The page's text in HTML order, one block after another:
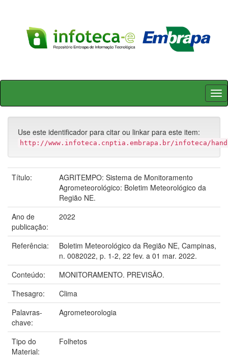
Skip
Use este identificador para citar ou linkar para este item:
http://www.infoteca.cnptia.embrapa.br/infoteca/
Título:
AGRITEMPO: Sistema de Monitoramento
Agrometeorológico: Boletim Meteorológico da
Região NE.
Ano de
publicação:
2022
Referência:
Boletim Meteorológico da Região NE, Campinas,
n. 0082022, p. 1-2, 22 fev. a 01 mar. 2022.
Conteúdo:
MONITORAMENTO. PREVISÃO.
Thesagro:
Clima
Palavras-
chave:
Agrometeorologia
Tipo do
Material:
Folhetos